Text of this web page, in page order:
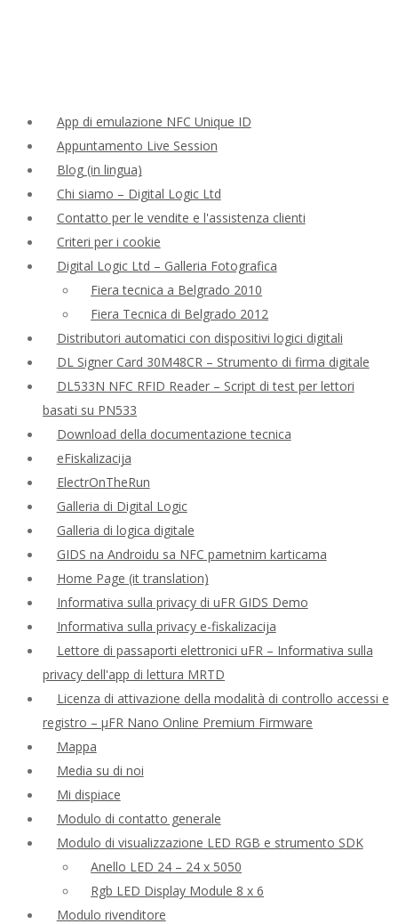
App di emulazione NFC Unique ID
Appuntamento Live Session
Blog (in lingua)
Chi siamo – Digital Logic Ltd
Contatto per le vendite e l'assistenza clienti
Criteri per i cookie
Digital Logic Ltd – Galleria Fotografica
Fiera tecnica a Belgrado 2010
Fiera Tecnica di Belgrado 2012
Distributori automatici con dispositivi logici digitali
DL Signer Card 30M48CR – Strumento di firma digitale
DL533N NFC RFID Reader – Script di test per lettori
basati su PN533
Download della documentazione tecnica
eFiskalizacija
ElectrOnTheRun
Galleria di Digital Logic
Galleria di logica digitale
GIDS na Androidu sa NFC pametnim karticama
Home Page (it translation)
Informativa sulla privacy di uFR GIDS Demo
Informativa sulla privacy e-fiskalizacija
Lettore di passaporti elettronici uFR – Informativa sulla
privacy dell'app di lettura MRTD
Licenza di attivazione della modalità di controllo accessi e
registro – μFR Nano Online Premium Firmware
Mappa
Media su di noi
Mi dispiace
Modulo di contatto generale
Modulo di visualizzazione LED RGB e strumento SDK
Anello LED 24 – 24 x 5050
Rgb LED Display Module 8 x 6
Modulo rivenditore